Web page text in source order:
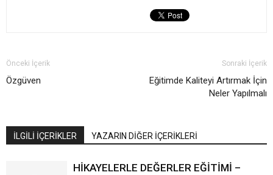
Önceki İçerik
Özgüven
Sonraki İçerik
Eğitimde Kaliteyi Artırmak İçin
Neler Yapılmalı
İLGİLİ İÇERİKLER YAZARIN DİĞER İÇERİKLERİ
HİKAYELERLE DEĞERLER EĞİTİMİ –